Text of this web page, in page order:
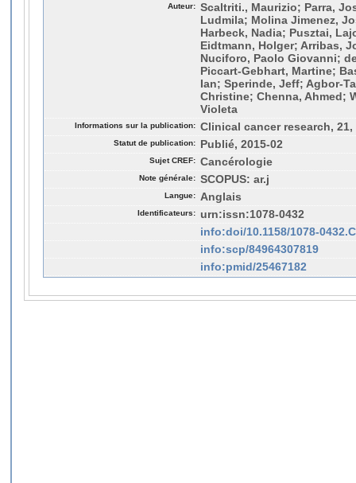
Auteur: Scaltriti., Maurizio; Parra,
Ludmila; Molina Jimenez,
Harbeck, Nadia; Pusztai,
Eidtmann, Holger; Arribas,
Nuciforo, Paolo Giovanni;
Piccart-Gebhart, Martine;
Ian; Sperinde, Jeff;
Christine; Chenna, Ahmed;
Violeta
Informations sur la publication: Clinical cancer research, 21,
Statut de publication: Publié, 2015-02
Sujet CREF: Cancérologie
Note générale: SCOPUS: ar.j
Langue: Anglais
Identificateurs:
urn:issn:1078-0432
info:doi/10.1158/1078-
info:scp/84964307819
info:pmid/25467182